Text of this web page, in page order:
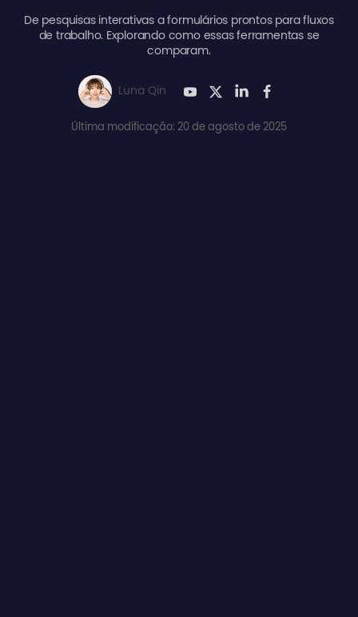
De pesquisas interativas a formulários prontos para fluxos
de trabalho. Explorando como essas ferramentas se
comparam.
Luna Qin
Última modificação: 20 de agosto de 2025